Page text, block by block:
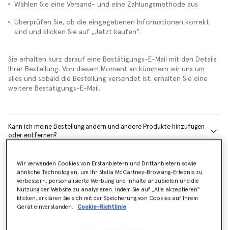
Wählen Sie eine Versand- und eine Zahlungsmethode aus
Überprüfen Sie, ob die eingegebenen Informationen korrekt
sind und klicken Sie auf „Jetzt kaufen“.
Sie erhalten kurz darauf eine Bestätigungs-E-Mail mit den Details
Ihrer Bestellung. Von diesem Moment an kümmern wir uns um
alles und sobald die Bestellung versendet ist, erhalten Sie eine
weitere Bestätigungs-E-Mail.
Kann ich meine Bestellung ändern und andere Produkte hinzufügen
oder entfernen?
Kann ich meine Bestellung stornieren?
Was ist eine Vorbestellung und wie funktioniert sie?
Wie funktionieren Aktionscodes?
Wir verwenden Cookies von Erstanbietern und Drittanbietern sowie
ähnliche Technologien, um Ihr Stella McCartney-Browsing-Erlebnis zu
verbessern, personalisierte Werbung und Inhalte anzubieten und die
Nutzung der Website zu analysieren. Indem Sie auf „Alle akzeptieren"
klicken, erklären Sie sich mit der Speicherung von Cookies auf Ihrem
Gerät einverstanden.
Cookie-Richtlinie